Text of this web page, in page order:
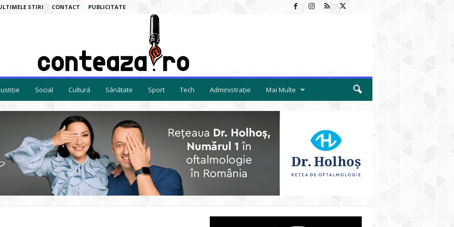
STIRI CONTACT PUBLICITATE
Social Cultură Sănătate Sport Tech Administrație Mai Multe